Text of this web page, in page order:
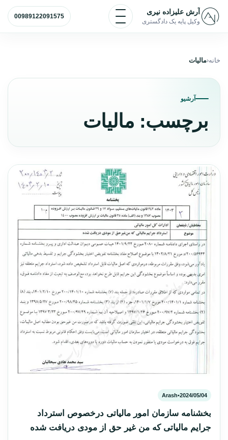
پرش به محتوا
آرش علیزاده نیری
وکیل پایه یک دادگستری
باز و بسته کردن منو
00989122091575
خانه مالیات
آرشیو
برچسب: مالیات
2024/05/04
•
Arash
بخشنامه سازمان امور مالیاتی درخصوص استرداد
جرایم مالیاتی که من غیر حق از مودی دریافت شده